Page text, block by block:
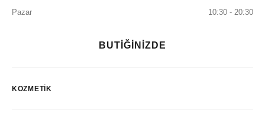
Pazar
10:30 - 20:30
BUTİĞİNİZDE
KOZMETIK